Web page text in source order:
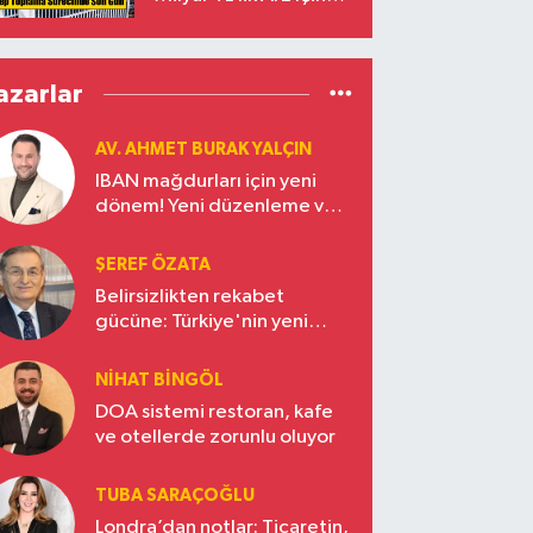
AV. AHMET BURAK YALÇIN
IBAN mağdurları için yeni
dönem! Yeni düzenleme ve
ŞEREF ÖZATA
Belirsizlikten rekabet
gücüne: Türkiye'nin yeni
NIHAT BINGÖL
DOA sistemi restoran, kafe
ve otellerde zorunlu oluyor
TUBA SARAÇOĞLU
Londra’dan notlar: Ticaretin,